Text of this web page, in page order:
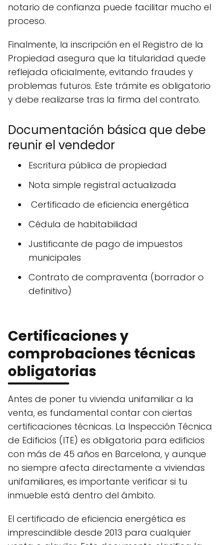
notario de confianza puede facilitar mucho el
proceso.
Finalmente, la inscripción en el Registro de la
Propiedad asegura que la titularidad quede
reflejada oficialmente, evitando fraudes y
problemas futuros. Este trámite es obligatorio
y debe realizarse tras la firma del contrato.
Documentación básica que debe
reunir el vendedor
Escritura pública de propiedad
Nota simple registral actualizada
️ Certificado de eficiencia energética
Cédula de habitabilidad
Justificante de pago de impuestos
municipales
Contrato de compraventa (borrador o
definitivo)
Certificaciones y
comprobaciones técnicas
obligatorias
Antes de poner tu vivienda unifamiliar a la
venta, es fundamental contar con ciertas
certificaciones técnicas. La Inspección Técnica
de Edificios (ITE) es obligatoria para edificios
con más de 45 años en Barcelona, y aunque
no siempre afecta directamente a viviendas
unifamiliares, es importante verificar si tu
inmueble está dentro del ámbito.
El certificado de eficiencia energética es
imprescindible desde 2013 para cualquier